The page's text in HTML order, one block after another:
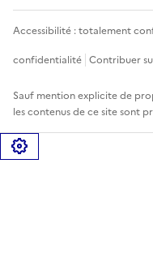
Accessibilité : totalement
confidentialité Contribuer
Sauf mention explicite de
les contenus de ce site sont
Gérer les cookies